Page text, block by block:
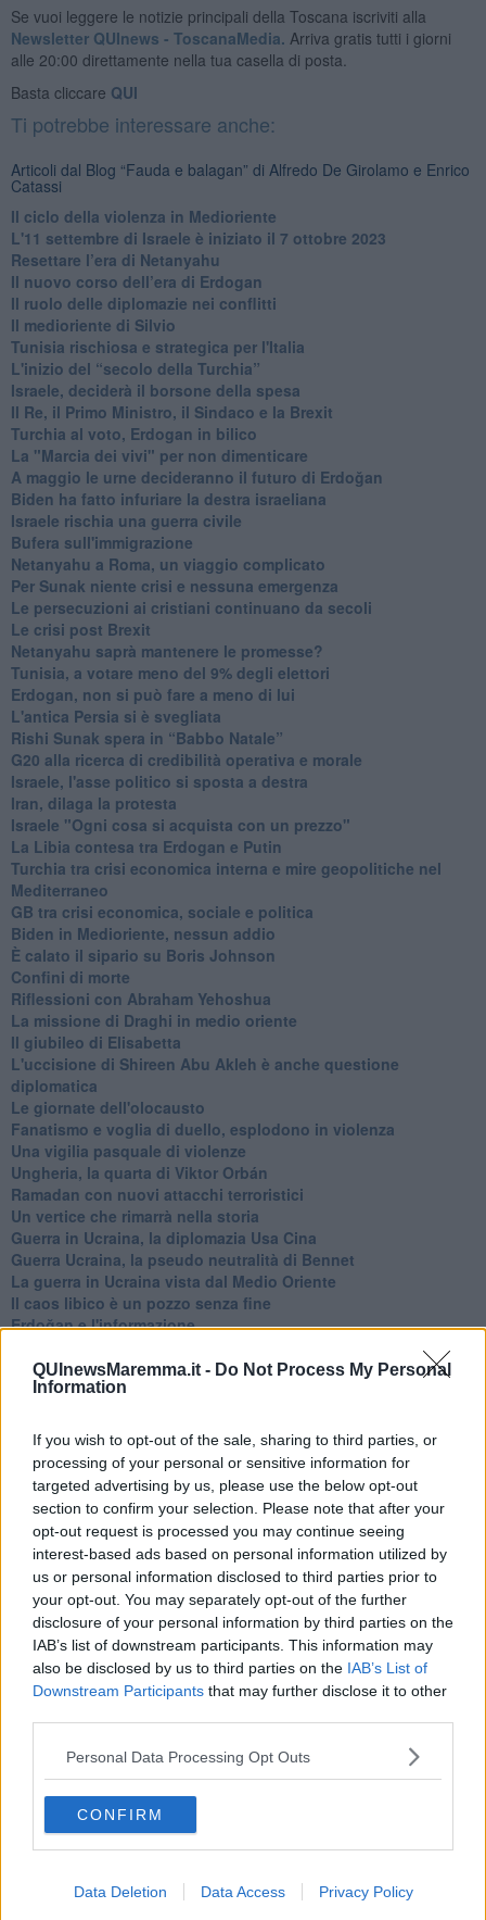
QUInewsMaremma.it - Do Not Process My Personal
Information
If you wish to opt-out of the sale, sharing to third parties, or
processing of your personal or sensitive information for
targeted advertising by us, please use the below opt-out
section to confirm your selection. Please note that after your
opt-out request is processed you may continue seeing
interest-based ads based on personal information utilized by
us or personal information disclosed to third parties prior to
your opt-out. You may separately opt-out of the further
disclosure of your personal information by third parties on the
IAB’s list of downstream participants. This information may
also be disclosed by us to third parties on the IAB’s List of
Downstream Participants that may further disclose it to other
Personal Data Processing Opt Outs
CONFIRM
Data Deletion Data Access Privacy Policy
Se vuoi leggere le notizie principali della Toscana iscriviti alla
Newsletter QUInews - ToscanaMedia. Arriva gratis tutti i giorni
alle 20:00 direttamente nella tua casella di posta.
Basta cliccare QUI
Ti potrebbe interessare anche:
Articoli dal Blog “Fauda e balagan” di Alfredo De Girolamo e Enrico
Catassi
Il ciclo della violenza in Medioriente
L'11 settembre di Israele è iniziato il 7 ottobre 2023
Resettare l’era di Netanyahu
​Il nuovo corso dell’era di Erdogan
Il ruolo delle diplomazie nei conflitti
Il medioriente di Silvio
Tunisia rischiosa e strategica per l'Italia
L'inizio del “secolo della Turchia”
Israele, deciderà il borsone della spesa
Il Re, il Primo Ministro, il Sindaco e la Brexit
Turchia al voto, Erdogan in bilico
La "Marcia dei vivi" per non dimenticare
A maggio le urne decideranno il futuro di Erdoğan
Biden ha fatto infuriare la destra israeliana
Israele rischia una guerra civile
Bufera sull'immigrazione
Netanyahu a Roma, un viaggio complicato
Per Sunak niente crisi e nessuna emergenza
Le persecuzioni ai cristiani continuano da secoli
Le crisi post Brexit
Netanyahu saprà mantenere le promesse?
Tunisia, a votare meno del 9% degli elettori
Erdogan, non si può fare a meno di lui
L'antica Persia si è svegliata
Rishi Sunak spera in “Babbo Natale”
G20 alla ricerca di credibilità operativa e morale
Israele, l'asse politico si sposta a destra
Iran, dilaga la protesta
Israele "Ogni cosa si acquista con un prezzo"
La Libia contesa tra Erdogan e Putin
Turchia tra crisi economica interna e mire geopolitiche nel
Mediterraneo
GB tra crisi economica, sociale e politica
Biden in Medioriente, nessun addio
È calato il sipario su Boris Johnson
Confini di morte
Riflessioni con Abraham Yehoshua
La missione di Draghi in medio oriente
Il giubileo di Elisabetta
L'uccisione di Shireen Abu Akleh è anche questione
diplomatica
Le giornate dell'olocausto
Fanatismo e voglia di duello, esplodono in violenza
Una vigilia pasquale di violenze
Ungheria, la quarta di Viktor Orbán
Ramadan con nuovi attacchi terroristici
Un vertice che rimarrà nella storia
Guerra in Ucraina, la diplomazia Usa Cina
Guerra Ucraina, la pseudo neutralità di Bennet
La guerra in Ucraina vista dal Medio Oriente
​Il caos libico è un pozzo senza fine
Erdoğan e l'informazione
Capitol Hill un anno dopo
Desmond Tutu "la voce dei senza voce"
La questione Ucraina
Cipro, un ponte dove si mischiano le culture
Una vigilia di Natale per un nuovo Rais
La questione israelo-palestinese ignorata dal G20
Erdogan continua a sfidare l'Occidente
Libano, collasso economico e guerra civile
Johnson, da Trump a Biden alla Brexit
L'AUKUS e il Quad
Biden, primo presidente USA non in guerra
Papa Bergoglio vedrà Viktor Orbán
Bennet, un giorno in attesa di Biden
Il ritorno dei talebani
​La lenta agonia del Libano
L’appuntamento di Israele con il cambiamento
La farsa delle elezioni in Siria
In Medioriente non ci sono favole, solo realtà
Biden chiama ma Netanyahu non risponde
Niente di nuovo in Medioriente
Biden nuovo alleato armeno contro la Turchia